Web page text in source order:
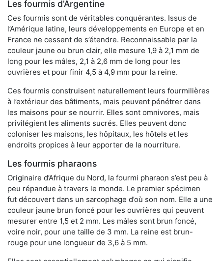
Les fourmis d’Argentine
Ces fourmis sont de véritables conquérantes. Issus de
l’Amérique latine, leurs développements en Europe et en
France ne cessent de s’étendre. Reconnaissable par la
couleur jaune ou brun clair, elle mesure 1,9 à 2,1 mm de
long pour les mâles, 2,1 à 2,6 mm de long pour les
ouvrières et pour finir 4,5 à 4,9 mm pour la reine.
Ces fourmis construisent naturellement leurs fourmilières
à l’extérieur des bâtiments, mais peuvent pénétrer dans
les maisons pour se nourrir. Elles sont omnivores, mais
privilégient les aliments sucrés. Elles peuvent donc
coloniser les maisons, les hôpitaux, les hôtels et les
endroits propices à leur apporter de la nourriture.
Les fourmis pharaons
Originaire d’Afrique du Nord, la fourmi pharaon s’est peu à
peu répandue à travers le monde. Le premier spécimen
fut découvert dans un sarcophage d’où son nom. Elle a une
couleur jaune brun foncé pour les ouvrières qui peuvent
mesurer entre 1,5 et 2 mm. Les mâles sont brun foncé,
voire noir, pour une taille de 3 mm. La reine est brun-
rouge pour une longueur de 3,6 à 5 mm.